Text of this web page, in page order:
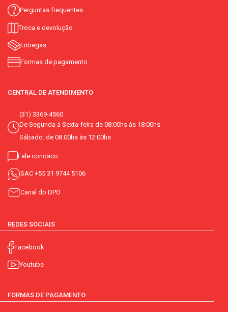
Perguntas frequentes
Troca e devolução
Entregas
Formas de pagamento
CENTRAL DE ATENDIMENTO
(31) 3369-4560
De Segunda á Sexta-feira de 08:00hs às 18:00hs
Sábado: de 08:00hs às 12:00hs
Fale conosco
SAC +55 31 9744 5106
Canal do DPO
REDES SOCIAIS
Facebook
Youtube
FORMAS DE PAGAMENTO